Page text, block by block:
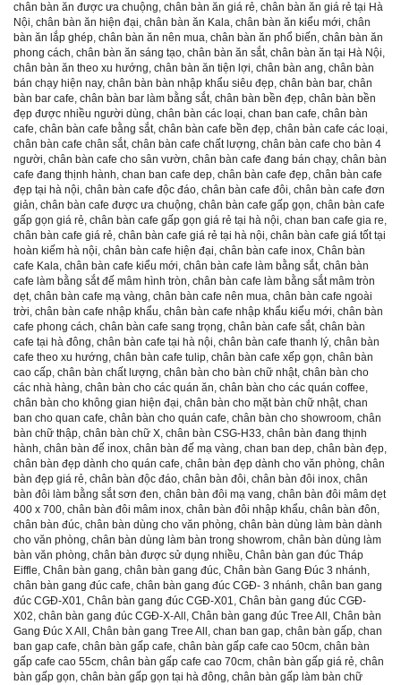
chân bàn ăn được ưa chuộng, chân bàn ăn giá rẻ, chân bàn ăn giá rẻ tại Hà
Nội, chân bàn ăn hiện đại, chân bàn ăn Kala, chân bàn ăn kiểu mới, chân
bàn ăn lắp ghép, chân bàn ăn nên mua, chân bàn ăn phổ biến, chân bàn ăn
phong cách, chân bàn ăn sáng tạo, chân bàn ăn sắt, chân bàn ăn tại Hà Nội,
chân bàn ăn theo xu hướng, chân bàn ăn tiện lợi, chân bàn ang, chân bàn
bán chạy hiện nay, chân bàn bàn nhập khẩu siêu đẹp, chân bàn bar, chân
bàn bar cafe, chân bàn bar làm bằng sắt, chân bàn bền đẹp, chân bàn bền
đẹp được nhiều người dùng, chân bàn các loại, chan ban cafe, chân bàn
cafe, chân bàn cafe bằng sắt, chân bàn cafe bền đẹp, chân bàn cafe các loại,
chân bàn cafe chân sắt, chân bàn cafe chất lượng, chân bàn cafe cho bàn 4
người, chân bàn cafe cho sân vườn, chân bàn cafe đang bán chạy, chân bàn
cafe đang thịnh hành, chan ban cafe dep, chân bàn cafe đẹp, chân bàn cafe
đẹp tại hà nội, chân bàn cafe độc đáo, chân bàn cafe đôi, chân bàn cafe đơn
giản, chân bàn cafe được ưa chuộng, chân bàn cafe gấp gọn, chân bàn cafe
gấp gọn giá rẻ, chân bàn cafe gấp gọn giá rẻ tại hà nội, chan ban cafe gia re,
chân bàn cafe giá rẻ, chân bàn cafe giá rẻ tại hà nội, chân bàn cafe giá tốt tại
hoàn kiếm hà nội, chân bàn cafe hiện đại, chân bàn cafe inox, Chân bàn
cafe Kala, chân bàn cafe kiểu mới, chân bàn cafe làm bằng sắt, chân bàn
cafe làm bằng sắt đế mâm hình tròn, chân bàn cafe làm bằng sắt mâm tròn
dẹt, chân bàn cafe mạ vàng, chân bàn cafe nên mua, chân bàn cafe ngoài
trời, chân bàn cafe nhập khẩu, chân bàn cafe nhập khẩu kiểu mới, chân bàn
cafe phong cách, chân bàn cafe sang trọng, chân bàn cafe sắt, chân bàn
cafe tại hà đông, chân bàn cafe tại hà nội, chân bàn cafe thanh lý, chân bàn
cafe theo xu hướng, chân bàn cafe tulip, chân bàn cafe xếp gọn, chân bàn
cao cấp, chân bàn chất lượng, chân bàn cho bàn chữ nhật, chân bàn cho
các nhà hàng, chân bàn cho các quán ăn, chân bàn cho các quán coffee,
chân bàn cho không gian hiện đại, chân bàn cho mặt bàn chữ nhật, chan
ban cho quan cafe, chân bàn cho quán cafe, chân bàn cho showroom, chân
bàn chữ thập, chân bàn chữ X, chân bàn CSG-H33, chân bàn đang thịnh
hành, chân bàn đế inox, chân bàn đế mạ vàng, chan ban dep, chân bàn đẹp,
chân bàn đẹp dành cho quán cafe, chân bàn đẹp dành cho văn phòng, chân
bàn đẹp giá rẻ, chân bàn độc đáo, chân bàn đôi, chân bàn đôi inox, chân
bàn đôi làm bằng sắt sơn đen, chân bàn đôi mạ vang, chân bàn đôi mâm dẹt
400 x 700, chân bàn đôi mâm inox, chân bàn đôi nhập khẩu, chân bàn đôn,
chân bàn đúc, chân bàn dùng cho văn phòng, chân bàn dùng làm bàn dành
cho văn phòng, chân bàn dùng làm bàn trong showrom, chân bàn dùng làm
bàn văn phòng, chân bàn được sử dụng nhiều, Chân bàn gan đúc Tháp
Eiffle, Chân bàn gang, chân bàn gang đúc, Chân bàn Gang Đúc 3 nhánh,
chân bàn gang đúc cafe, chân bàn gang đúc CGĐ- 3 nhánh, chân ban gang
đúc CGĐ-X01, Chân bàn gang đúc CGĐ-X01, Chân bàn gang đúc CGĐ-
X02, chân bàn gang đúc CGĐ-X-All , Chân bàn gang đúc Tree All , Chân bàn
Gang Đúc X All , Chân bàn gang Tree All , chan ban gap, chân bàn gấp, chan
ban gap cafe, chân bàn gấp cafe, chân bàn gấp cafe cao 50cm, chân bàn
gấp cafe cao 55cm, chân bàn gấp cafe cao 70cm, chân bàn gấp giá rẻ, chân
bàn gấp gọn, chân bàn gấp gọn tại hà đông, chân bàn gấp làm bàn chữ